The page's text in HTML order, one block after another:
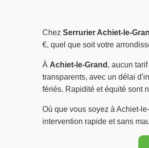
Chez Serrurier Achiet-le-
€, quel que soit votre
À Achiet-le-Grand , aucun
transparents, avec un délai
fériés. Rapidité et équité sont
Où que vous soyez à Achiet-
intervention rapide et sans